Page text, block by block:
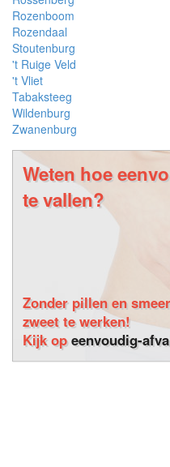
Rozenboom
Rozendaal
Stoutenburg
't Ruige Veld
't Vliet
Tabaksteeg
Wildenburg
Zwanenburg
Weten hoe
te vallen?
Zonder pillen en
zweet te werken!
Kijk opeenvoudig-